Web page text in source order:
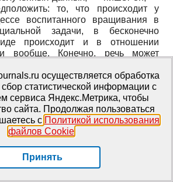
то, что происходит у
воспитанного вращивания в
задачи, в бесконечно
происходит и в отношении
вообще. Конечно, речь может
не можем пока сказать, как
деле этот процесс, который
обозначен в наших кривых»
, с. 249]. И далее. «Более вероятно,
скорее подготавливают процесс
чем осуществляют его, что само
происходит вращивание по
когда развивается сам прием,
осуществляется обработка
статистической информации с
сервиса Яндекс.Метрика, чтобы
сайта. Продолжая пользоваться
с Политикой использования
файлов Cookie.
Принять